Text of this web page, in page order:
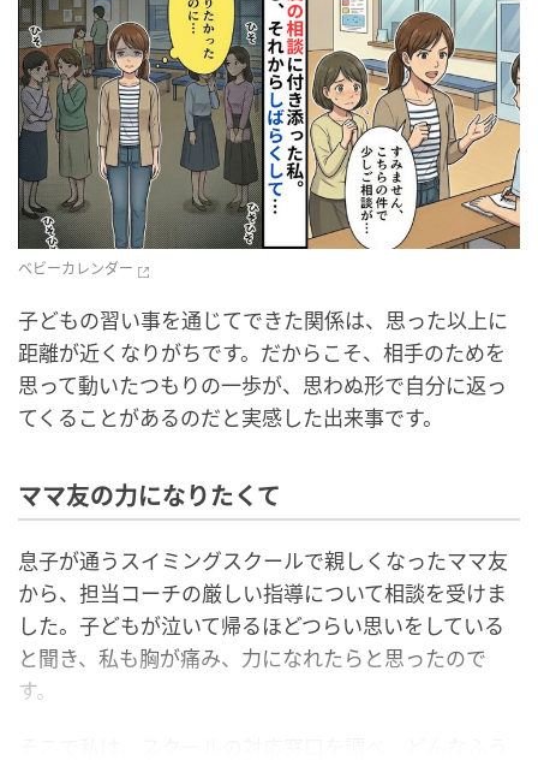
ベビーカレンダー
子どもの習い事を通じてできた関係は、思った以上に
距離が近くなりがちです。だからこそ、相手のためを
思って動いたつもりの一歩が、思わぬ形で自分に返っ
てくることがあるのだと実感した出来事です。
ママ友の力になりたくて
息子が通うスイミングスクールで親しくなったママ友
から、担当コーチの厳しい指導について相談を受けま
した。子どもが泣いて帰るほどつらい思いをしている
と聞き、私も胸が痛み、力になれたらと思ったので
す。